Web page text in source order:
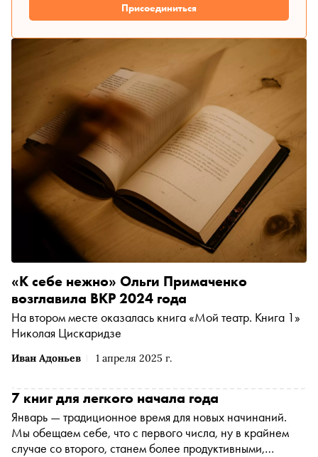
Присоединиться
Иван Адоньев 1 апреля 2025 г.
«К себе нежно» Ольги Примаченко
возглавила ВКР 2024 года
На втором месте оказалась книга «Мой театр. Книга 1»
Николая Цискаридзе
7 книг для легкого начала года
Январь — традиционное время для новых начинаний.
Мы обещаем себе, что с первого числа, ну в крайнем
случае со второго, станем более продуктивными,